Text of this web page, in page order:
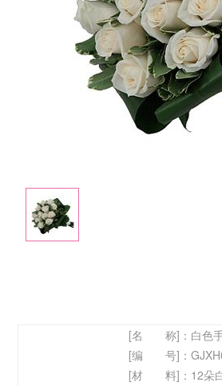
[名 称]： 白色
[编 号]：
[材 料]： 12朵